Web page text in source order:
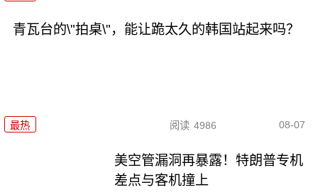
青瓦台的\"拍桌\"，能让跪太久的韩国站起来吗？
最热 阅读 4986 08-07
美空管漏洞再暴露！特朗普专机
差点与客机撞上